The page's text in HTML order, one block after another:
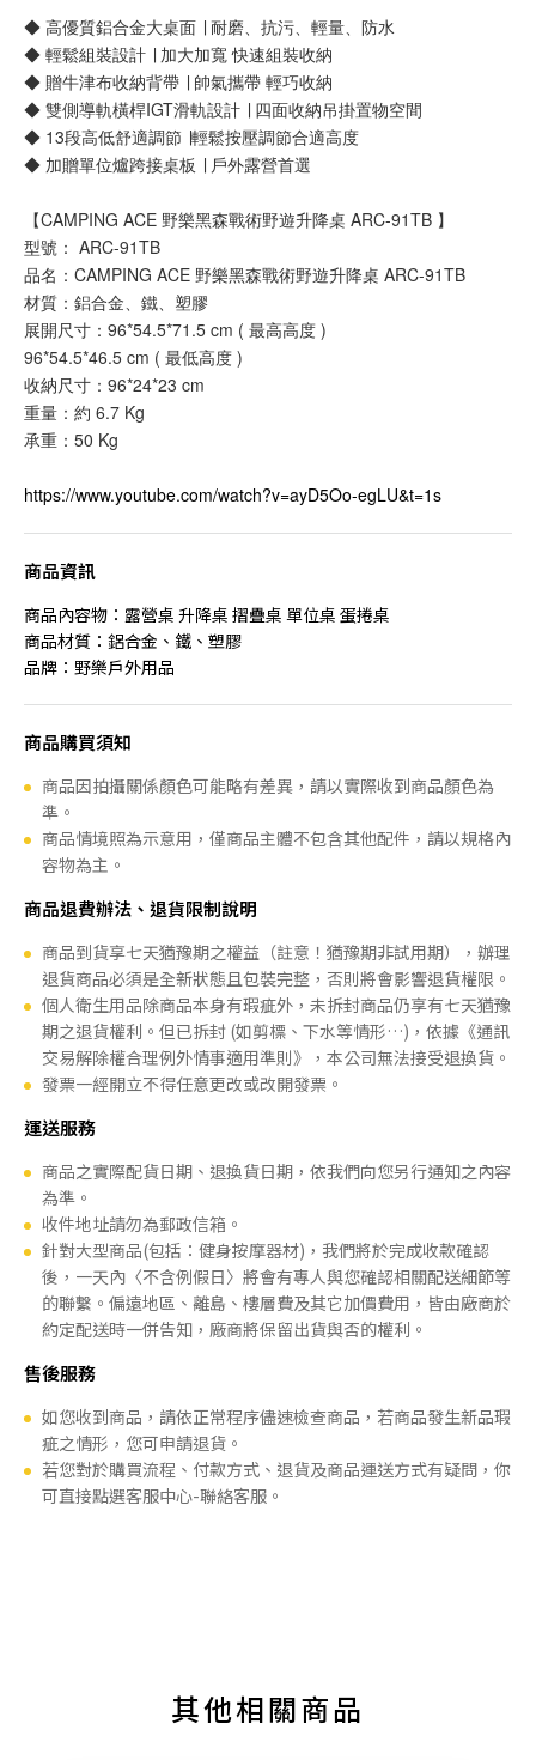
◆ 高優質鋁合金大桌面 ∣ 耐磨、抗污、輕量、防水
◆ 輕鬆組裝設計 ∣ 加大加寬 快速組裝收納
◆ 贈牛津布收納背帶 ∣ 帥氣攜帶 輕巧收納
◆ 雙側導軌橫桿IGT滑軌設計 ∣ 四面收納吊掛置物空間
◆ 13段高低舒適調節 ∣輕鬆按壓調節合適高度
◆ 加贈單位爐跨接桌板 ∣ 戶外露營首選
【CAMPING ACE 野樂黑森戰術野遊升降桌 ARC-91TB 】
型號： ARC-91TB
品名：CAMPING ACE 野樂黑森戰術野遊升降桌 ARC-91TB
材質：鋁合金、鐵、塑膠
展開尺寸：96*54.5*71.5 cm ( 最高高度 )
96*54.5*46.5 cm ( 最低高度 )
收納尺寸：96*24*23 cm
重量：約 6.7 Kg
承重：50 Kg
https://www.youtube.com/watch?v=ayD5Oo-egLU&t=1s
商品資訊
商品內容物：露營桌 升降桌 摺疊桌 單位桌 蛋捲桌
商品材質：鋁合金、鐵、塑膠
品牌：野樂戶外用品
商品購買須知
商品因拍攝關係顏色可能略有差異，請以實際收到商品顏色為
準。
商品情境照為示意用，僅商品主體不包含其他配件，請以規格內
容物為主。
商品退費辦法、退貨限制說明
商品到貨享七天猶豫期之權益（註意！猶豫期非試用期），辦理
退貨商品必須是全新狀態且包裝完整，否則將會影響退貨權限。
個人衛生用品除商品本身有瑕疵外，未拆封商品仍享有七天猶豫
期之退貨權利。但已拆封 (如剪標、下水等情形…)，依據《通訊
交易解除權合理例外情事適用準則》，本公司無法接受退換貨。
發票一經開立不得任意更改或改開發票。
運送服務
商品之實際配貨日期、退換貨日期，依我們向您另行通知之內容
為準。
收件地址請勿為郵政信箱。
針對大型商品(包括：健身按摩器材)，我們將於完成收款確認
後，一天內〈不含例假日〉將會有專人與您確認相關配送細節等
的聯繫。偏遠地區、離島、樓層費及其它加價費用，皆由廠商於
約定配送時一併告知，廠商將保留出貨與否的權利。
售後服務
如您收到商品，請依正常程序儘速檢查商品，若商品發生新品瑕
疵之情形，您可申請退貨。
若您對於購買流程、付款方式、退貨及商品運送方式有疑問，你
可直接點選客服中心-聯絡客服。
其他相關商品